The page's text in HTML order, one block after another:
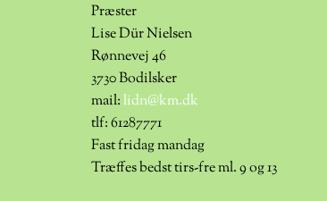
Præster
Lise Dür Nielsen
Rønnevej 46
3730 Bodilsker
mail:lidn@km.dk
tlf:61287771
Fast fridag mandag
Træffes bedst tirs-fre ml. 9 og 13